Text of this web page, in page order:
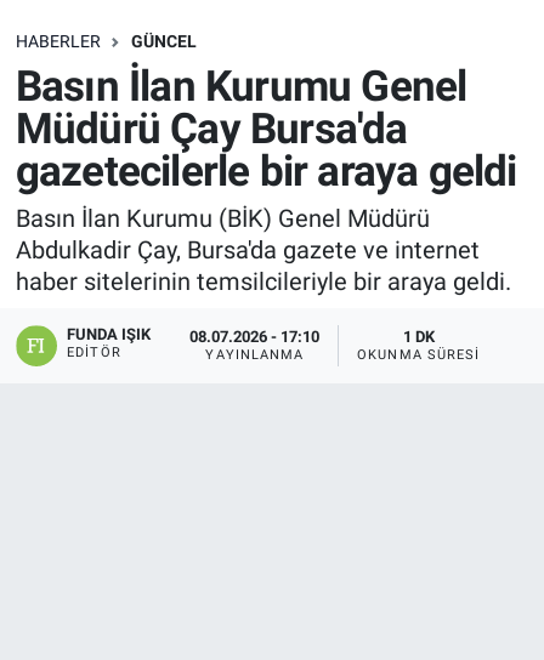
HABERLER GÜNCEL
Basın İlan Kurumu Genel
Müdürü Çay Bursa'da
gazetecilerle bir araya geldi
Basın İlan Kurumu (BİK) Genel Müdürü
Abdulkadir Çay, Bursa'da gazete ve internet
haber sitelerinin temsilcileriyle bir araya geldi.
FUNDA IŞIK
EDITÖR
08.07.2026 - 17:10
YAYINLANMA
1 DK
OKUNMA SÜRESI
SAĞLIK
EKONOMİ
EĞİTİM
ÖZEL HABER
Keşfet
ASTROLOJİ